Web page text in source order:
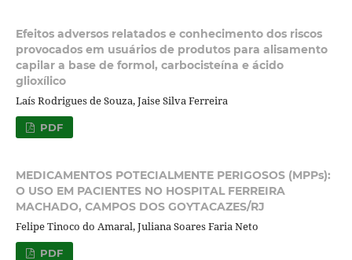
Efeitos adversos relatados e conhecimento dos riscos
provocados em usuários de produtos para alisamento
capilar a base de formol, carbocisteína e ácido
glioxílico
Laís Rodrigues de Souza, Jaise Silva Ferreira
PDF
MEDICAMENTOS POTECIALMENTE PERIGOSOS (MPPs):
O USO EM PACIENTES NO HOSPITAL FERREIRA
MACHADO, CAMPOS DOS GOYTACAZES/RJ
Felipe Tinoco do Amaral, Juliana Soares Faria Neto
PDF